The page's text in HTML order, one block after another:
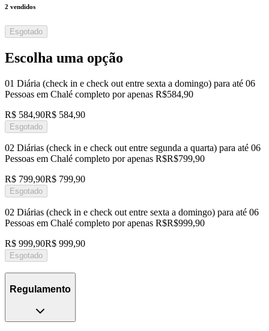
2 vendidos
Esgotado
Escolha uma opção
01 Diária (check in e check out entre sexta a domingo) para até 06
Pessoas em Chalé completo por apenas R$584,90
R$ 584,90R$ 584,90
Esgotado
02 Diárias (check in e check out entre segunda a quarta) para até 06
Pessoas em Chalé completo por apenas R$R$799,90
R$ 799,90R$ 799,90
Esgotado
02 Diárias (check in e check out entre sexta a domingo) para até 06
Pessoas em Chalé completo por apenas R$R$999,90
R$ 999,90R$ 999,90
Esgotado
Regulamento